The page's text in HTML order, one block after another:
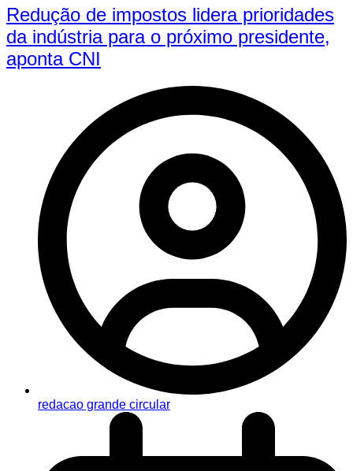
Redução de impostos lidera prioridades
da indústria para o próximo presidente,
aponta CNI
redacao grande circular